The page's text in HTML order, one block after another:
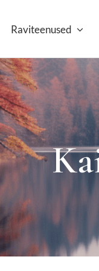
Raviteenused